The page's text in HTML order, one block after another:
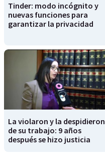
Tinder: modo incógnito y
nuevas funciones para
garantizar la privacidad
La violaron y la despidieron
de su trabajo: 9 años
después se hizo justicia